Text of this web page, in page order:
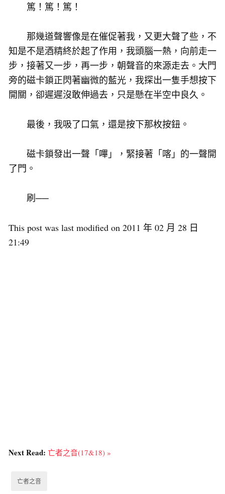
篤！篤！篤！
那幾道聲響像是在催促著我，又更大聲了些，不
知是不是酒精終於起了作用，我頭腦一熱，向前走一
步，接著又一步，再一步，朝聲音的來源走去。大門
旁的磁卡鎖正閃著幽微的藍光，我探出一隻手想按下
開關，卻遲遲沒敢伸過去，只是懸在半空中良久。
最後，我吸了口氣，還是按下那枚按鈕。
磁卡鎖發出一聲「嗶」，緊接著「喀」的一聲開
了門。
刷──
This post was last modified on 2011 年 02 月 28 日
21:49
Next Read: 亡者之音(17&18) »
亡者之音